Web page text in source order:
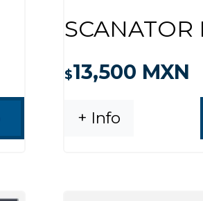
$13,500 MXN
+ Info